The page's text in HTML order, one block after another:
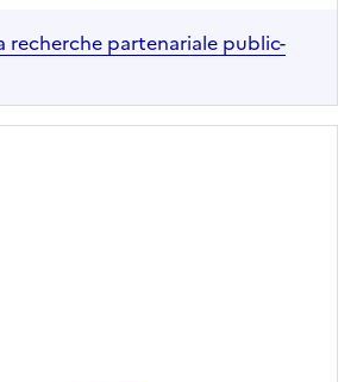
recherche partenariale public-